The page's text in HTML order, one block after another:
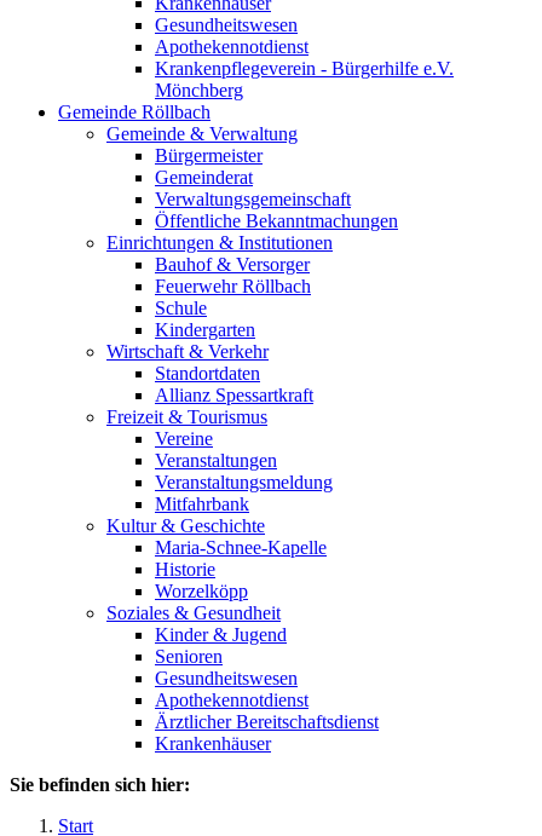
Gesundheitswesen
Apothekennotdienst
Krankenpflegeverein - Bürgerhilfe e.V.
Mönchberg
Gemeinde Röllbach
Gemeinde & Verwaltung
Bürgermeister
Gemeinderat
Verwaltungsgemeinschaft
Öffentliche Bekanntmachungen
Einrichtungen & Institutionen
Bauhof & Versorger
Feuerwehr Röllbach
Schule
Kindergarten
Wirtschaft & Verkehr
Standortdaten
Allianz Spessartkraft
Freizeit & Tourismus
Vereine
Veranstaltungen
Veranstaltungsmeldung
Mitfahrbank
Kultur & Geschichte
Maria-Schnee-Kapelle
Historie
Worzelköpp
Soziales & Gesundheit
Kinder & Jugend
Senioren
Gesundheitswesen
Apothekennotdienst
Ärztlicher Bereitschaftsdienst
Krankenhäuser
Sie befinden sich hier:
Start